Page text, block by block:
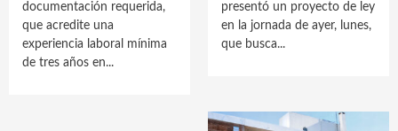
documentación requerida,
que acredite una
experiencia laboral mínima
de tres años en...
presentó un proyecto de ley
en la jornada de ayer, lunes,
que busca...